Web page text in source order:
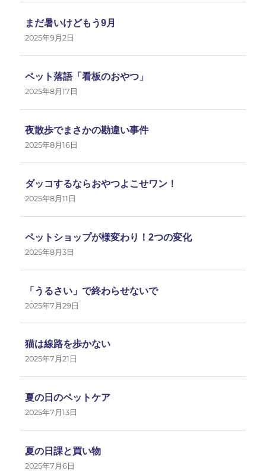
まだ暑いけどもう9月
2025年9月2日
ペット落語「看板のおやつ」
2025年8月17日
夜散歩でまさかの勘違い事件
2025年8月16日
ダッコするならおやつよこせワン！
2025年8月11日
ペットショップが様変わり！2つの変化
2025年8月3日
「うるさい」で終わらせないで
2025年7月29日
猫は線路を歩かない
2025年7月21日
夏の日のペットケア
2025年7月13日
夏の日課と買い物
2025年7月6日